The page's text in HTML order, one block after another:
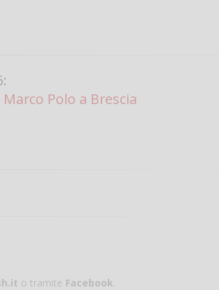
Polo a Brescia
o tramite Facebook.